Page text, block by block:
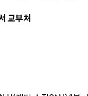
교부처